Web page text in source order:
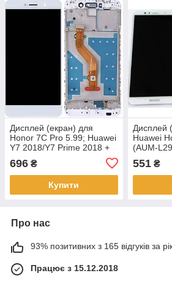
Дисплей (екран) для
Honor 7C Pro 5.99; Huawei
Y7 2018/Y7 Prime 2018 +
передньою панеллю
696 ₴
Купити
Дисплей
Huawei
(AUM-
2018
(2018) +
551₴
Про нас
93% позитивних з 165 відгуків за
Працює з 15.12.2018